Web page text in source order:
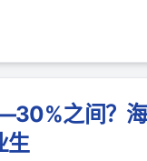
之间？
生